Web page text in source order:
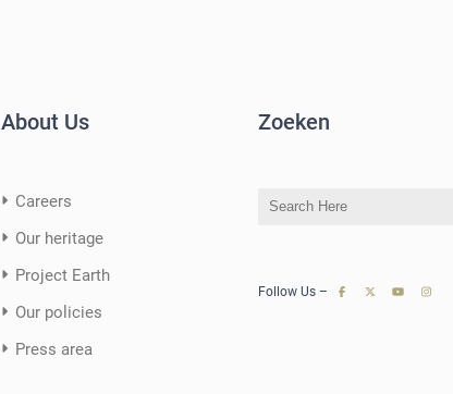
About Us
Careers
Our heritage
Project Earth
Our policies
Press area
Zoeken
Follow Us –